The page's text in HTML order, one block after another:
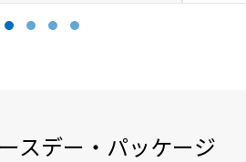
スデー・パッケージ